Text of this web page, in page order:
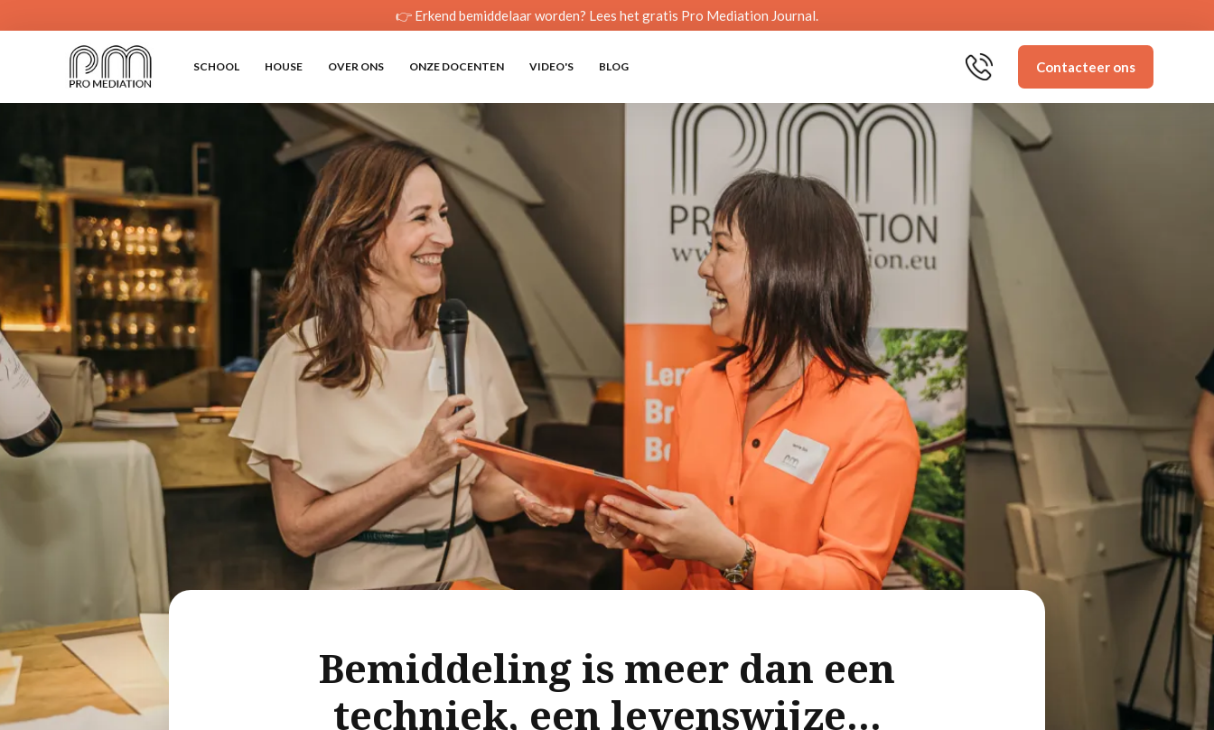
👉 Erkend bemiddelaar worden? Lees het gratis Pro Mediation Journal.
SCHOOL HOUSE OVER ONS ONZE DOCENTEN VIDEO'S BLOG Contacteer ons
Bemiddeling is meer dan een
techniek, een levenswijze...